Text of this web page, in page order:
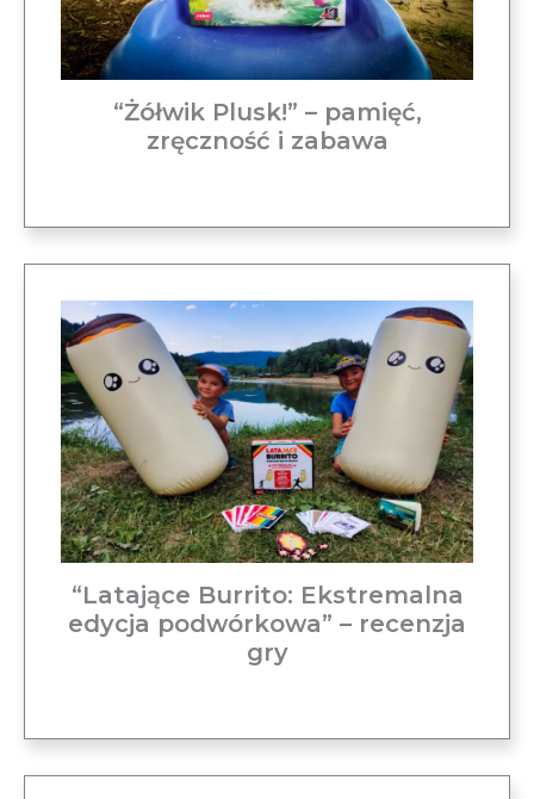
“Żółwik Plusk!” – pamięć,
zręczność i zabawa
“Latające Burrito: Ekstremalna
edycja podwórkowa” – recenzja
gry